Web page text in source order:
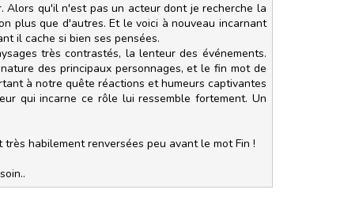
qu'il n'est pas un acteur dont je recherche la
plus que d'autres. Et le voici à nouveau incarnant
il cache si bien ses pensées.
très contrastés, la lenteur des événements.
des principaux personnages, et le fin mot de
à notre quête réactions et humeurs captivantes
qui incarne ce rôle lui ressemble fortement. Un
habilement renversées peu avant le mot Fin !